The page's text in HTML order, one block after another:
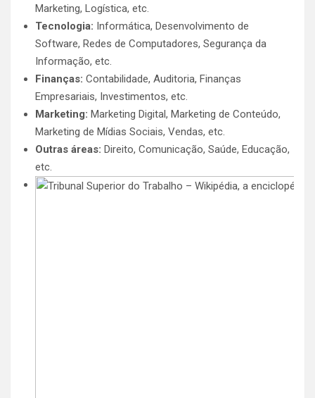
Marketing, Logística, etc.
Tecnologia: Informática, Desenvolvimento de
Software, Redes de Computadores, Segurança da
Informação, etc.
Finanças: Contabilidade, Auditoria, Finanças
Empresariais, Investimentos, etc.
Marketing: Marketing Digital, Marketing de Conteúdo,
Marketing de Mídias Sociais, Vendas, etc.
Outras áreas: Direito, Comunicação, Saúde, Educação,
etc.